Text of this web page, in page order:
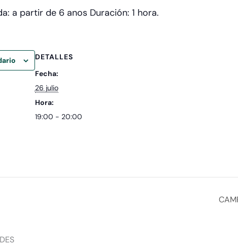
a partir de 6 anos Duración: 1 hora.
DETALLES
Fecha:
26 julio
Hora:
19:00 - 20:00